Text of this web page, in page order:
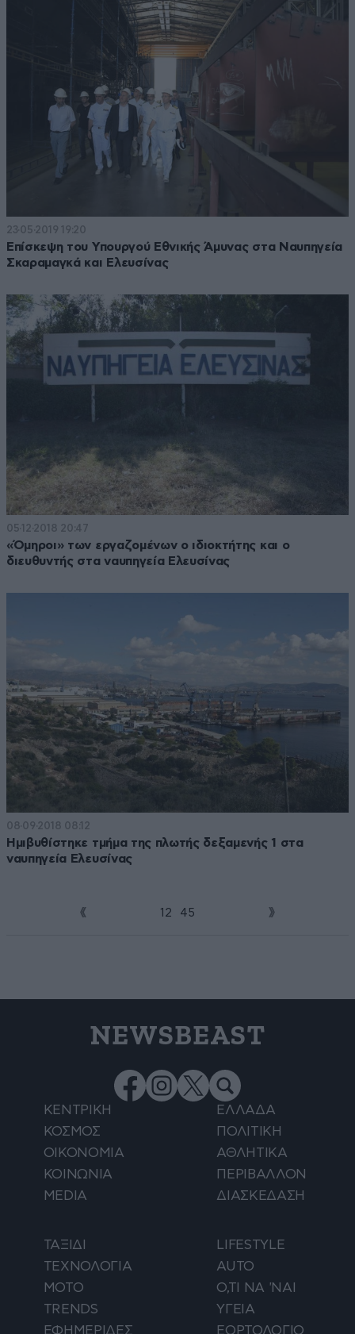
23·05·2019 19:20
Επίσκεψη του Υπουργού Εθνικής Άμυνας στα Ναυπηγεία
Σκαραμαγκά και Ελευσίνας
05·12·2018 20:47
«Όμηροι» των εργαζομένων ο ιδιοκτήτης και ο
διευθυντής στα ναυπηγεία Ελευσίνας
08·09·2018 08:12
Ημιβυθίστηκε τμήμα της πλωτής δεξαμενής 1 στα
ναυπηγεία Ελευσίνας
1 2 4 5
NEWSBEAST
ΚΕΝΤΡΙΚΗ
ΕΛΛΑΔΑ
ΚΟΣΜΟΣ
ΠΟΛΙΤΙΚΗ
ΟΙΚΟΝΟΜΙΑ
ΑΘΛΗΤΙΚΑ
ΚΟΙΝΩΝΙΑ
ΠΕΡΙΒΑΛΛΟΝ
MEDIA
ΔΙΑΣΚΕΔΑΣΗ
ΤΑΞΙΔΙ
LIFESTYLE
ΤΕΧΝΟΛΟΓΙΑ
AUTO
ΜΟΤΟ
Ο,ΤΙ ΝΑ 'ΝΑΙ
TRENDS
ΥΓΕΙΑ
ΕΦΗΜΕΡΙΔΕΣ
ΕΟΡΤΟΛΟΓΙΟ